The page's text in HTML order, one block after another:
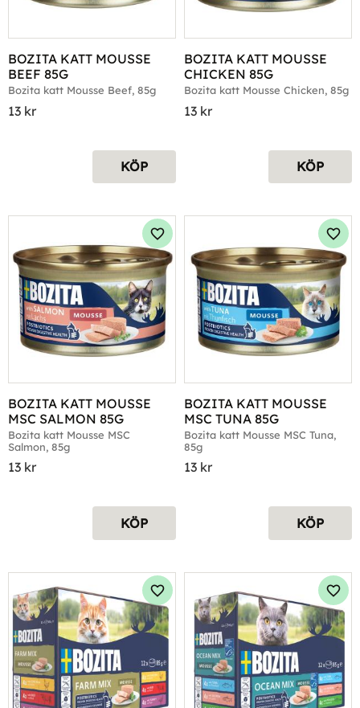
BOZITA KATT MOUSSE
BEEF 85G
Bozita katt Mousse Beef, 85g
13 kr
KÖP
BOZITA KATT MOUSSE
CHICKEN 85G
Bozita katt Mousse Chicken, 85g
13 kr
KÖP
BOZITA KATT MOUSSE
MSC SALMON 85G
Bozita katt Mousse MSC
Salmon, 85g
13 kr
Lägg till i favoriter
KÖP
BOZITA KATT MOUSSE
MSC TUNA 85G
Bozita katt Mousse MSC Tuna,
85g
13 kr
KÖP
Lägg till i favoriter